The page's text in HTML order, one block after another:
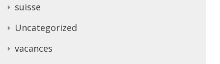
suisse
Uncategorized
vacances